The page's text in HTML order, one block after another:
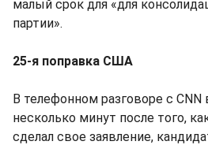
малый срок для «для
партии».
25-я поправка США
В телефонном разговоре с CNN
несколько минут после того,
сделал свое заявление,